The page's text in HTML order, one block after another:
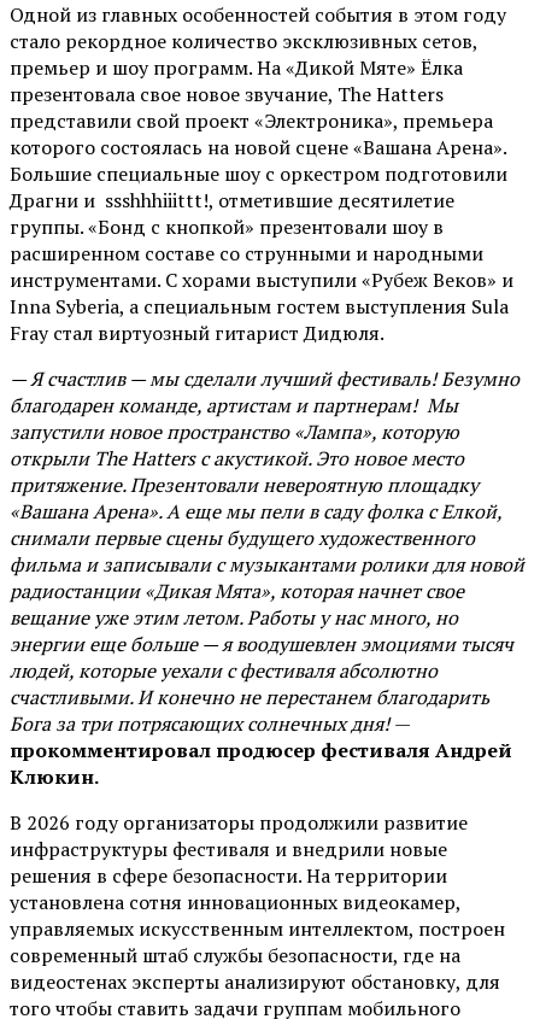
Одной из главных особенностей события в этом году
стало рекордное количество эксклюзивных сетов,
премьер и шоу программ. На «Дикой Мяте» Ёлка
презентовала свое новое звучание, The Hatters
представили свой проект «Электроника», премьера
которого состоялась на новой сцене «Вашана Арена».
Большие специальные шоу с оркестром подготовили
Драгни и ssshhhiiittt!, отметившие десятилетие
группы. «Бонд с кнопкой» презентовали шоу в
расширенном составе со струнными и народными
инструментами. С хорами выступили «Рубеж Веков» и
Inna Syberia, а специальным гостем выступления Sula
Fray стал виртуозный гитарист Дидюля.
— Я счастлив — мы сделали лучший фестиваль! Безумно
благодарен команде, артистам и партнерам! Мы
запустили новое пространство «Лампа», которую
открыли The Hatters с акустикой. Это новое место
притяжение. Презентовали невероятную площадку
«Вашана Арена». А еще мы пели в саду фолка с Елкой,
снимали первые сцены будущего художественного
фильма и записывали с музыкантами ролики для новой
радиостанции «Дикая Мята», которая начнет свое
вещание уже этим летом. Работы у нас много, но
энергии еще больше — я воодушевлен эмоциями тысяч
людей, которые уехали с фестиваля абсолютно
счастливыми. И конечно не перестанем благодарить
Бога за три потрясающих солнечных дня!—
прокомментировал продюсер фестиваля Андрей
Клюкин.
В 2026 году организаторы продолжили развитие
инфраструктуры фестиваля и внедрили новые
решения в сфере безопасности. На территории
установлена сотня инновационных видеокамер,
управляемых искусственным интеллектом, построен
современный штаб службы безопасности, где на
видеостенах эксперты анализируют обстановку, для
того чтобы ставить задачи группам мобильного